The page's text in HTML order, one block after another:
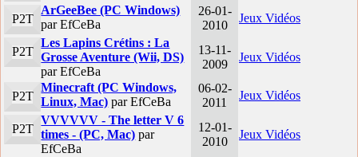
P2T
ArGeeBee (PC Windows)
par EfCeBa
26-01-
2010
Jeux Vidéos
P2T
Les Lapins Crétins : La
Grosse Aventure (Wii, DS)
par EfCeBa
13-11-
2009
Jeux Vidéos
P2T
Minecraft (PC Windows,
Linux, Mac) par EfCeBa
06-02-
2011
Jeux Vidéos
P2T
VVVVVV - The letter V 6
times - (PC, Mac) par
EfCeBa
12-01-
2010
Jeux Vidéos